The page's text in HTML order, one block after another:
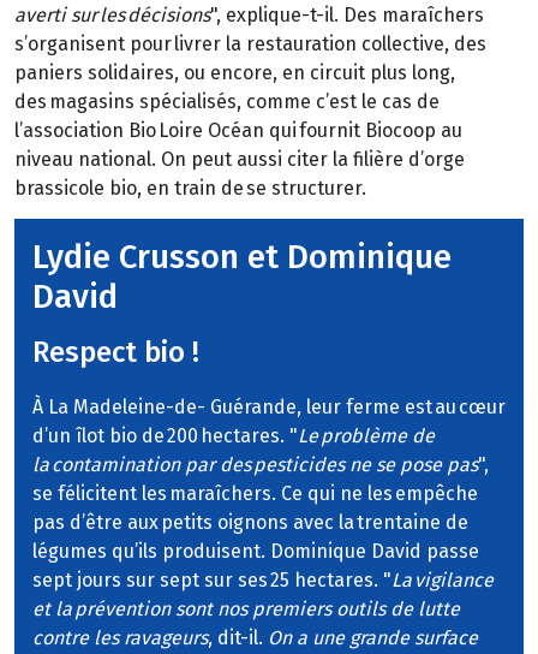
averti sur les décisions", explique-t-il. Des maraîchers
s’organisent pour livrer la restauration collective, des
paniers solidaires, ou encore, en circuit plus long,
des magasins spécialisés, comme c’est le cas de
l’association Bio Loire Océan qui fournit Biocoop au
niveau national. On peut aussi citer la filière d’orge
brassicole bio, en train de se structurer.
Lydie Crusson et Dominique
David
Respect bio !
À La Madeleine-de- Guérande, leur ferme est au cœur
d’un îlot bio de 200 hectares. "Le problème de
la contamination par des pesticides ne se pose pas",
se félicitent les maraîchers. Ce qui ne les empêche
pas d’être aux petits oignons avec la trentaine de
légumes qu’ils produisent. Dominique David passe
sept jours sur sept sur ses 25 hectares. "La vigilance
et la prévention sont nos premiers outils de lutte
contre les ravageurs, dit-il. On a une grande surface